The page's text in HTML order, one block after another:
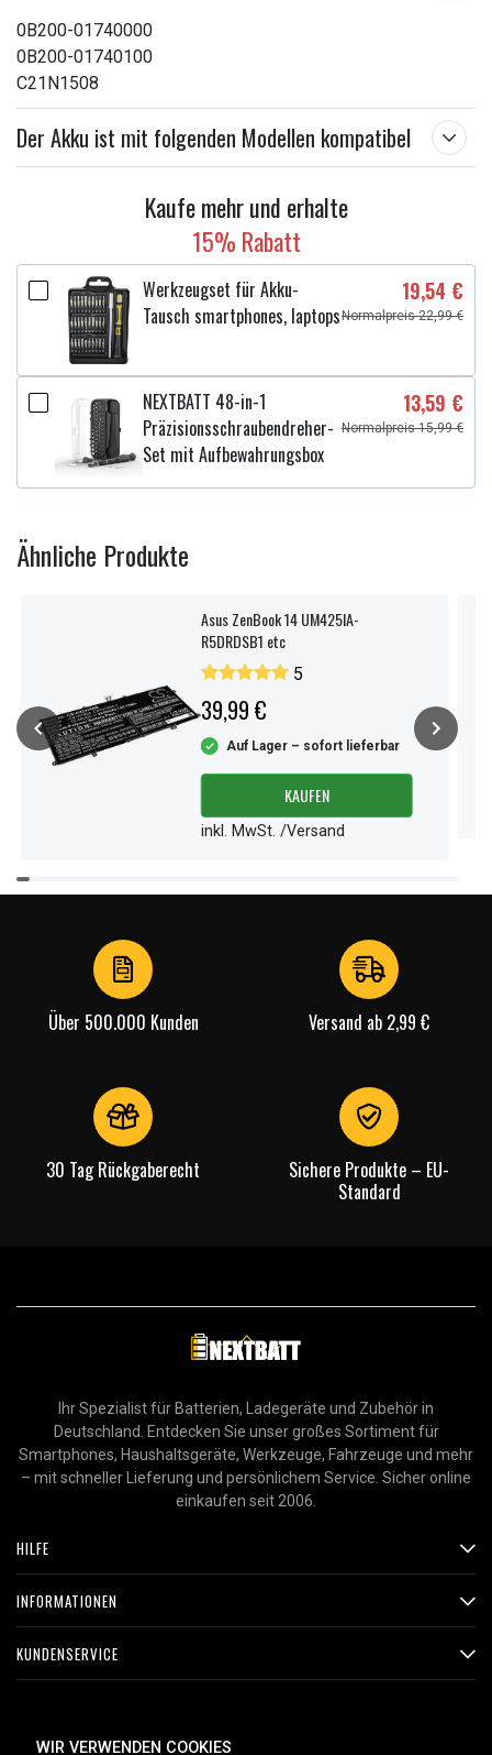
0B200-01740000
0B200-01740100
C21N1508
Der Akku ist mit folgenden Modellen kompatibel
Kaufe mehr und erhalte
15% Rabatt
Werkzeugset für Akku-
Tausch smartphones, laptops
19,54 €
Normalpreis 22,99 €
NEXTBATT 48-in-1
Präzisionsschraubendreher-
Set mit Aufbewahrungsbox
13,59 €
Normalpreis 15,99 €
Ähnliche Produkte
Asus ZenBook 14 UM425IA-
R5DRDSB1 etc
5
39,99 €
Auf Lager – sofort lieferbar
KAUFEN
inkl. MwSt. /Versand
Item
1
Über 500.000 Kunden Versand ab 2,99 €
30 Tag Rückgaberecht
Sichere Produkte – EU-
Standard
Ihr Spezialist für Batterien, Ladegeräte und Zubehör in
Deutschland. Entdecken Sie unser großes Sortiment für
Smartphones, Haushaltsgeräte, Werkzeuge, Fahrzeuge und mehr
– mit schneller Lieferung und persönlichem Service. Sicher online
einkaufen seit 2006.
HILFE
INFORMATIONEN
KUNDENSERVICE
ZAHLUNGSMETHODEN
WIR VERWENDEN COOKIES